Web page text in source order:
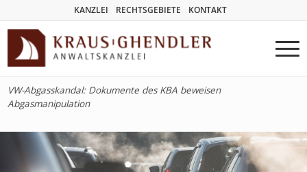
KANZLEI RECHTSGEBIETE KONTAKT
VW-Abgasskandal: Dokumente des KBA beweisen
Abgasmanipulation